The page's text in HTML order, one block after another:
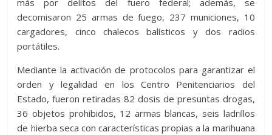
decomisaron 25 armas de fuego, 237 municiones, 10
cargadores, cinco chalecos balísticos y dos radios
portátiles.
Mediante la activación de protocolos para garantizar el
orden y legalidad en los Centro Penitenciarios del
Estado, fueron retiradas 82 dosis de presuntas drogas,
36 objetos prohibidos, 12 armas blancas, seis ladrillos
de hierba seca con características propias a la marihuana